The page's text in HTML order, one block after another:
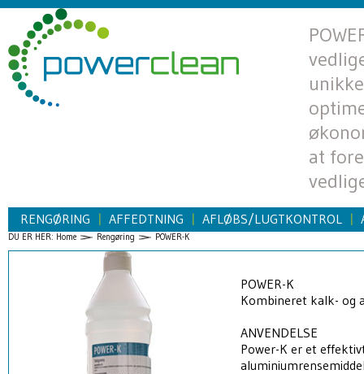
at
RENGØRING AFFEDTNING AFLØBS/LUGTKONTROL
DU ER HER: Home Rengøring POWER-K
POWER-K
Kombineret kalk- og
ANVENDELSE
Power-K er et